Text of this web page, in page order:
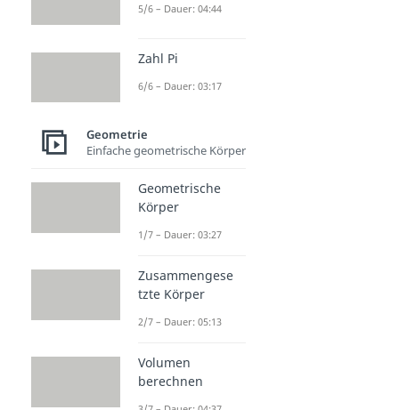
5/6 – Dauer: 04:44
Zahl Pi
6/6 – Dauer: 03:17
Geometrie
Einfache geometrische Körper
Geometrische
Körper
1/7 – Dauer: 03:27
Zusammengese
tzte Körper
2/7 – Dauer: 05:13
Volumen
berechnen